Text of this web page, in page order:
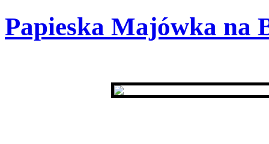
Papieska Majówka na